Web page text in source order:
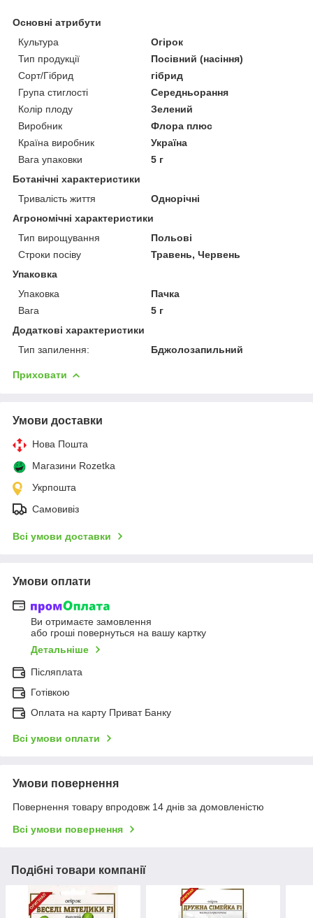
Основні атрибути
Культура
Огірок
Тип продукції
Посівний (насіння)
Сорт/Гібрид
гібрид
Група стиглості
Середньорання
Колір плоду
Зелений
Виробник
Флора плюс
Країна виробник
Україна
Вага упаковки
5 г
Ботанічні характеристики
Тривалість життя
Однорічні
Агрономічні характеристики
Тип вирощування
Польові
Строки посіву
Травень, Червень
Упаковка
Упаковка
Пачка
Вага
5 г
Додаткові характеристики
Тип запилення:
Бджолозапильний
Приховати
Умови доставки
Нова Пошта
Магазини Rozetka
Укрпошта
Самовивіз
Всі умови доставки
Умови оплати
Ви отримаєте замовлення
або гроші повернуться на вашу картку
Детальніше
Післяплата
Готівкою
Оплата на карту Приват Банку
Всі умови оплати
Умови повернення
Повернення товару впродовж 14 днів за домовленістю
Всі умови повернення
Подібні товари компанії